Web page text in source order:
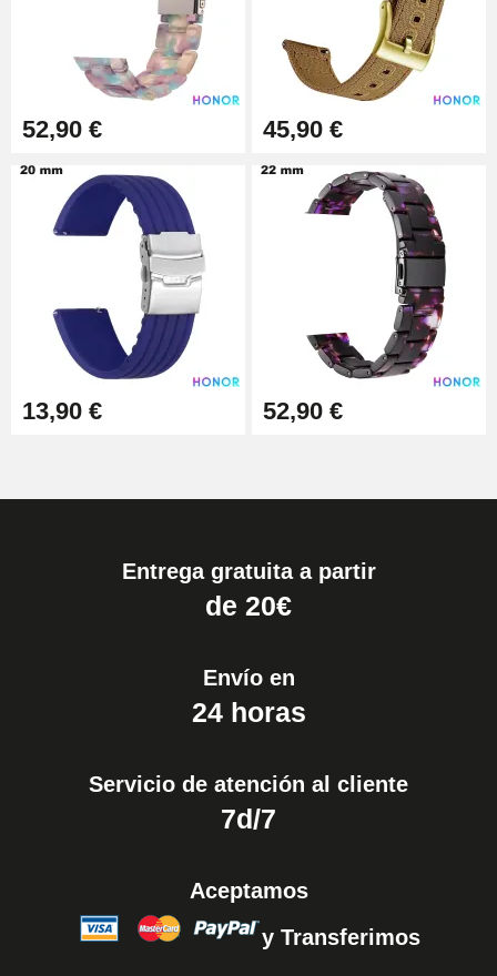
52,90 € 45,90 €
13,90 € 52,90 €
Entrega gratuita a partir
de 20€
Envío en
24 horas
Servicio de atención al cliente
7d/7
Aceptamos
y Transferimos